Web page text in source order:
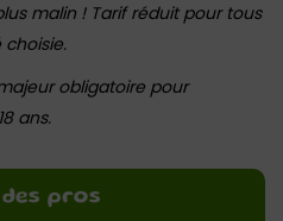
malin ! Tarif réduit pour tous
choisie.
obligatoire pour
ans.
pros